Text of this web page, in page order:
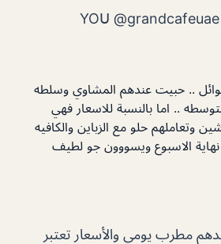
YOᑌ
.. حبيت عندهم المشاوي وسلطه
.. اما بالنسبة للاسعار فهي
وتعاملهم حلو مع الزباين والكافيه
الاسبوع ويسووون جو لطيف
مطرب يومي والأسعار تعتبر